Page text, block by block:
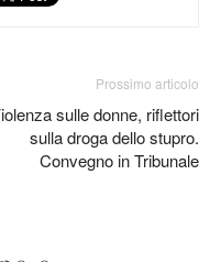
Prossimo articolo
sulle donne, riflettori
sulla droga dello stupro.
Convegno in Tribunale